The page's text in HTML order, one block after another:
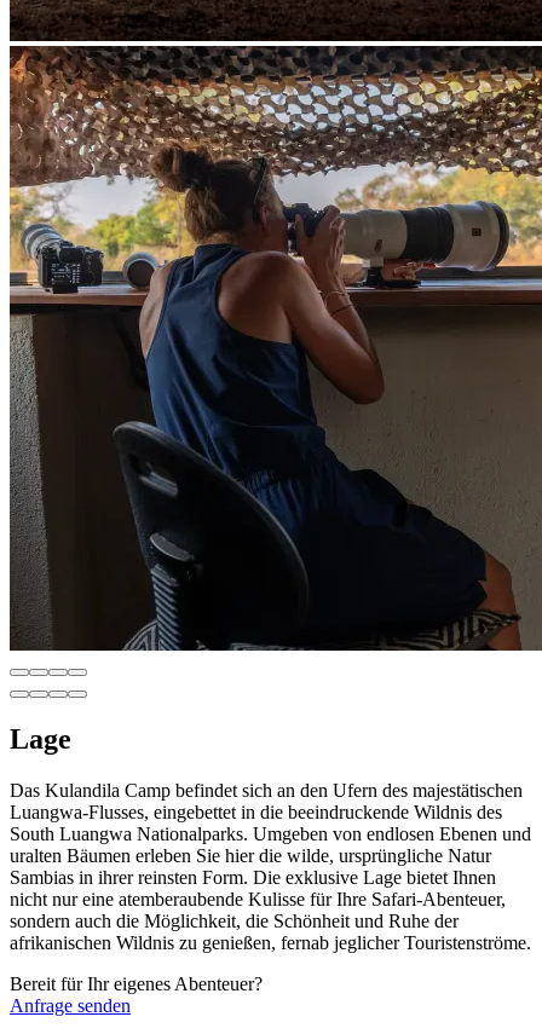
Lage
Das Kulandila Camp befindet sich an den Ufern des majestätischen
Luangwa-Flusses, eingebettet in die beeindruckende Wildnis des
South Luangwa Nationalparks. Umgeben von endlosen Ebenen und
uralten Bäumen erleben Sie hier die wilde, ursprüngliche Natur
Sambias in ihrer reinsten Form. Die exklusive Lage bietet Ihnen
nicht nur eine atemberaubende Kulisse für Ihre Safari-Abenteuer,
sondern auch die Möglichkeit, die Schönheit und Ruhe der
afrikanischen Wildnis zu genießen, fernab jeglicher Touristenströme.
Bereit für Ihr eigenes Abenteuer?
Anfrage senden